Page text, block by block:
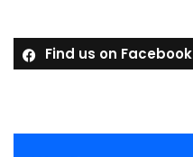
Find us on Facebook